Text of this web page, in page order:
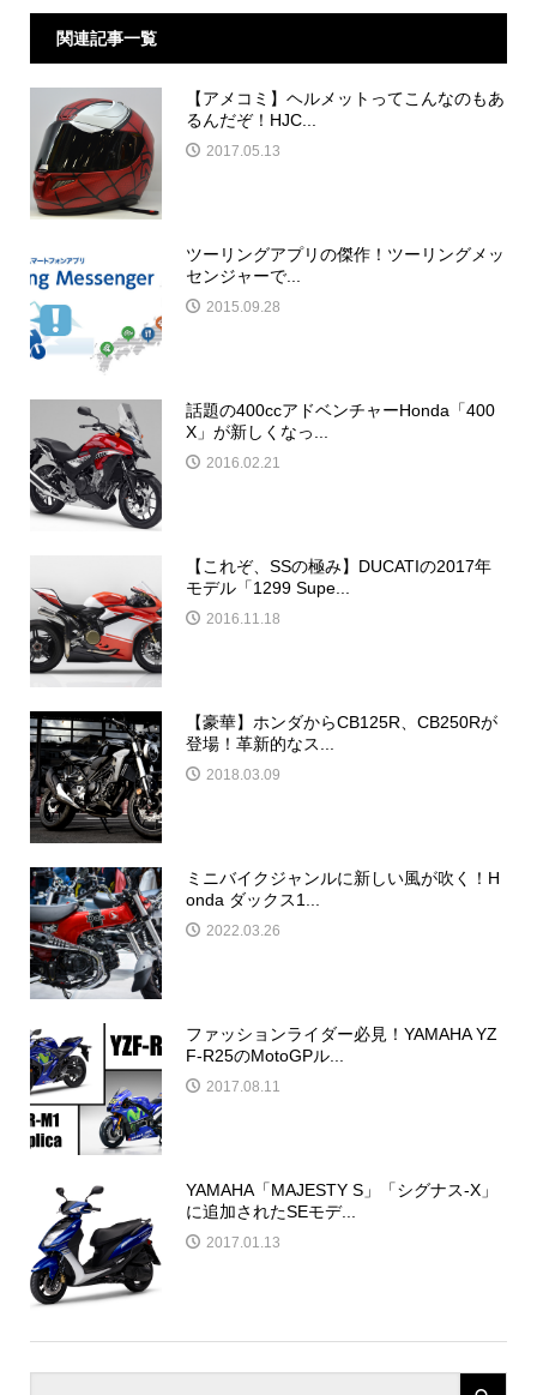
関連記事一覧
【アメコミ】ヘルメットってこんなのもあ
るんだぞ！HJC...
2017.05.13
ツーリングアプリの傑作！ツーリングメッ
センジャーで...
2015.09.28
話題の400ccアドベンチャーHonda「400
X」が新しくなっ...
2016.02.21
【これぞ、SSの極み】DUCATIの2017年
モデル「1299 Supe...
2016.11.18
【豪華】ホンダからCB125R、CB250Rが
登場！革新的なス...
2018.03.09
ミニバイクジャンルに新しい風が吹く！H
onda ダックス1...
2022.03.26
ファッションライダー必見！YAMAHA YZ
F-R25のMotoGPル...
2017.08.11
YAMAHA「MAJESTY S」「シグナス-X」
に追加されたSEモデ...
2017.01.13